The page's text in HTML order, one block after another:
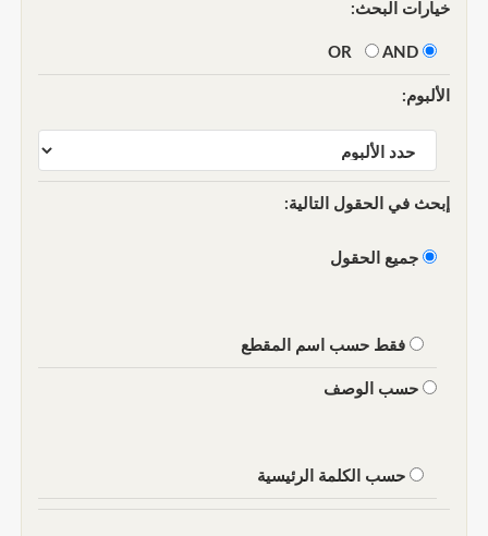
خيارات البحث:
AND
الألبوم:
إبحث في الحقول التالية:
جميع الحقول
فقط حسب اسم المقطع
حسب الوصف
حسب الكلمة الرئيسية